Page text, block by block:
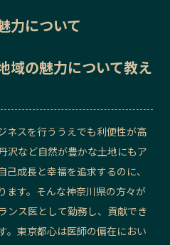
力について
域の魅力について教え
ネスを行ううえでも利便性が高
沢など自然が豊かな土地にもア
成長と幸福を追求するのに、
ます。そんな神奈川県の方々が
ンス医として勤務し、貢献でき
。東京都心は医師の偏在におい